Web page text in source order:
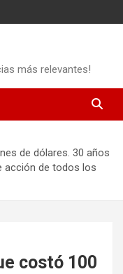
más relevantes!
de dólares. 30 años
acción de todos los
costó 100